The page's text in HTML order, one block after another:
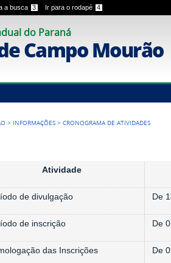
a busca 3 Ir para o rodapé 4
do Paraná
Campo Mourão
> INFORMAÇÕES >CRONOGRAMA DE ATIVIDADES
Atividade
de divulgação De
de inscrição De
das Inscrições De